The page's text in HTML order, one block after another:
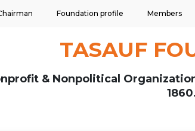
Foundation profile Members
TASAUF
& Nonpolitical